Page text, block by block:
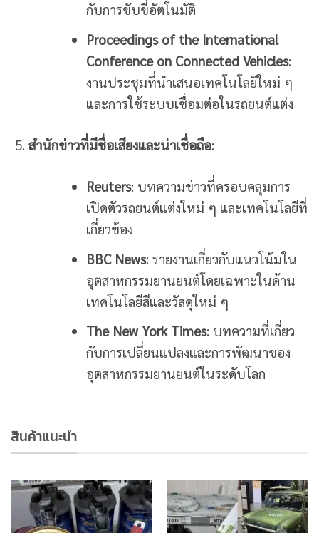
กับการขับขี่อัตโนมัติ
Proceedings of the International
Conference on Connected Vehicles:
งานประชุมที่นำเสนอเทคโนโลยีใหม่ ๆ
และการใช้ระบบเชื่อมต่อในรถยนต์แต่ง
สำนักข่าวที่มีชื่อเสียงและน่าเชื่อถือ:
Reuters: บทความข่าวที่ครอบคลุมการ
เปิดตัวรถยนต์แต่งใหม่ ๆ และเทคโนโลยีที่
เกี่ยวข้อง
BBC News: รายงานเกี่ยวกับแนวโน้มใน
อุตสาหกรรมยานยนต์โดยเฉพาะในด้าน
เทคโนโลยีสีและวัสดุใหม่ ๆ
The New York Times: บทความที่เกี่ยว
กับการเปลี่ยนแปลงและการพัฒนาของ
อุตสาหกรรมยานยนต์ในระดับโลก
สินค้าแนะนำ